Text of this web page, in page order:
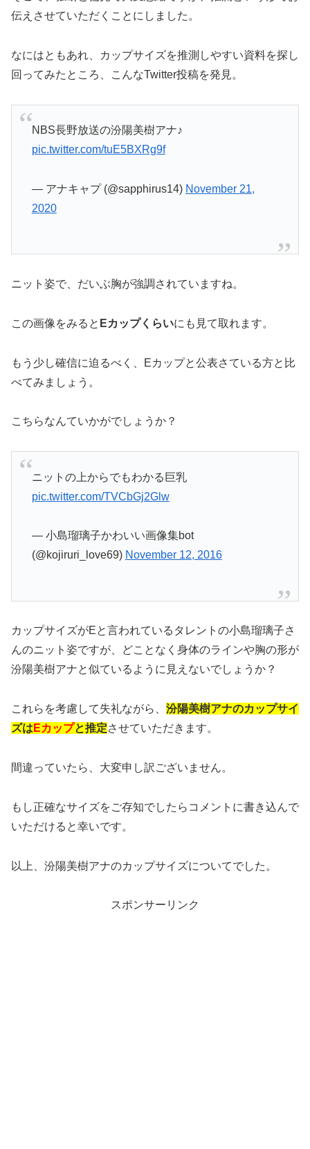
伝えさせていただくことにしました。
なにはともあれ、カップサイズを推測しやすい資料を探し
回ってみたところ、こんなTwitter投稿を発見。
NBS長野放送の汾陽美樹アナ♪
pic.twitter.com/tuE5BXRg9f
— アナキャプ (@sapphirus14) November 21,
2020
ニット姿で、だいぶ胸が強調されていますね。
この画像をみると Eカップくらいにも見て取れます。
もう少し確信に迫るべく、Eカップと公表さている方と比
べてみましょう。
こちらなんていかがでしょうか？
ニットの上からでもわかる巨乳
pic.twitter.com/TVCbGj2Glw
— 小島瑠璃子かわいい画像集bot
(@kojiruri_love69) November 12, 2016
カップサイズがEと言われているタレントの小島瑠璃子さ
んのニット姿ですが、どことなく身体のラインや胸の形が
汾陽美樹アナと似ているように見えないでしょうか？
これらを考慮して失礼ながら、 汾陽美樹アナのカップサイ
ズは Eカップと推定させていただきます。
間違っていたら、大変申し訳ございません。
もし正確なサイズをご存知でしたらコメントに書き込んで
いただけると幸いです。
以上、汾陽美樹アナのカップサイズについてでした。
スポンサーリンク